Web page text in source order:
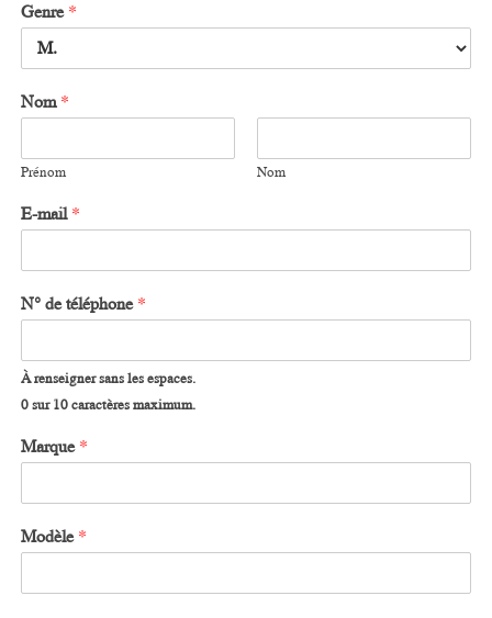
Genre *
Nom *
Prénom Nom
E-mail *
N° de téléphone *
À renseigner sans les espaces.
0 sur 10 caractères maximum.
Marque *
Modèle *